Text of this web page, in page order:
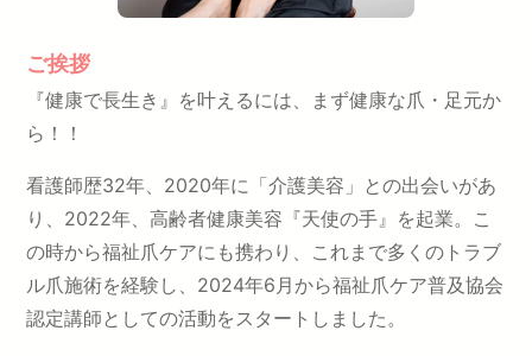
ご挨拶
『健康で長生き』を叶えるには、まず健康な爪・足元か
ら！！
看護師歴32年、2020年に「介護美容」との出会いがあ
り、2022年、高齢者健康美容『天使の手』を起業。こ
の時から福祉爪ケアにも携わり、これまで多くのトラブ
ル爪施術を経験し、2024年6月から福祉爪ケア普及協会
認定講師としての活動をスタートしました。